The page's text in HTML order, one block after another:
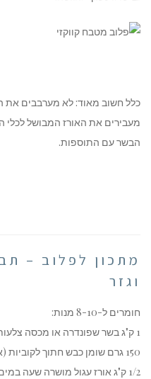
כלל חשוב מאוד: לא מערבבים את
מעבירים את האורז המבושל לכלי
הבשר עם התוספות.
מתכון לפלוב –
וגזר
חומרים ל-8-10 מנות:
1 ק"ג בשר שפונדרה או מכסה צלעות חתוך לקוביות בגודל 2 ס"מ
150 גרם שומן כבש חתוך לקוביות (או 1/2 כוס שמן ניטרלי)
1/2 ק"ג אורז עגול מושרה שעה במים קרים ומסונן